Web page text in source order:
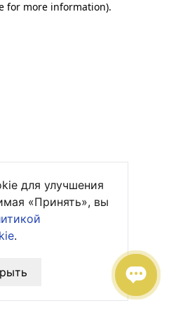
for more information).
для улучшения
«Принять», вы
.